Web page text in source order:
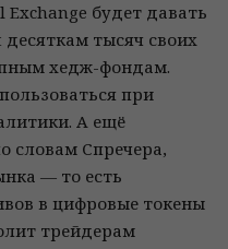
будет давать
тысяч своих
хедж-фондам.
при
А ещё
словам Спречера,
— то есть
в цифровые токены
трейдерам